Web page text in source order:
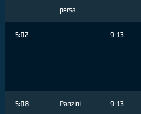
persa
5:02 9-13
5:08
Panzini
9-13